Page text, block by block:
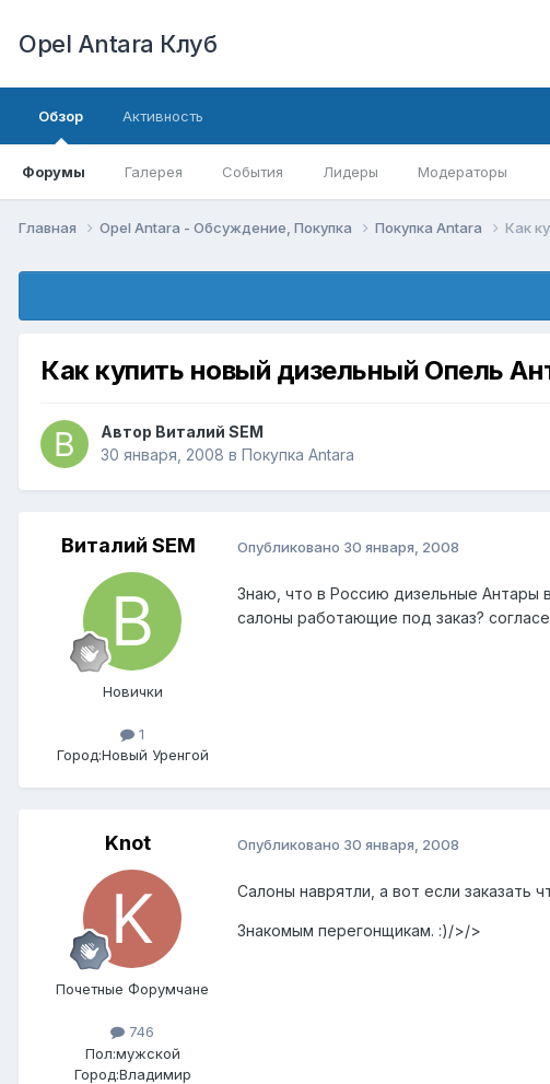
Opel Antara Клуб
Обзор
Форумы Галерея События Лидеры Модераторы
Активность
Главная Opel Antara - Обсуждение, Покупка Покупка Antara Как
Как купить новый дизельный Опель
Автор Виталий SEM
30 января, 2008 в Покупка Antara
Виталий SEM
Новички
1
Город:Новый Уренгой
Опубликовано 30 января, 2008
Знаю, что в Россию дизельные Антары
салоны работающие под заказ?
Knot
Почетные Форумчане
746
Пол:мужской
Город:Владимир
Опубликовано 30 января, 2008
Салоны наврятли, а вот если заказать
Знакомым перегонщикам. :)/>/>